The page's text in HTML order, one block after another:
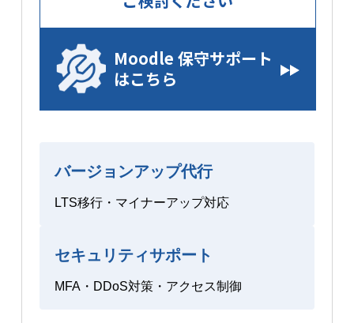
Moodle 保守サポート
はこちら
バージョンアップ代行
LTS移行・マイナーアップ対応
セキュリティサポート
MFA・DDoS対策・アクセス制御